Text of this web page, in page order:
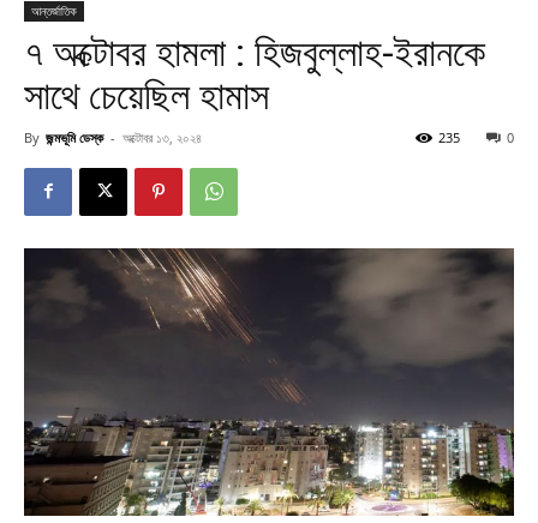
আন্তর্জাতিক
৭ অক্টোবর হামলা : হিজবুল্লাহ-ইরানকে
সাথে চেয়েছিল হামাস
By জন্মভূমি ডেস্ক - অক্টোবর ১৩, ২০২৪ 0
235